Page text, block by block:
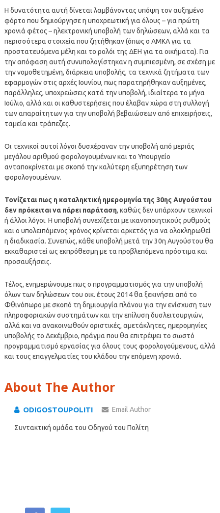
Η δυνατότητα αυτή δίνεται λαμβάνοντας υπόψη τον αυξημένο
φόρτο που δημιούργησε η υποχρεωτική για όλους – για πρώτη
χρονιά φέτος – ηλεκτρονική υποβολή των δηλώσεων, αλλά και τα
περισσότερα στοιχεία που ζητήθηκαν (όπως ο ΑΜΚΑ για τα
προστατευόμενα μέλη και το ρολόι της ΔΕΗ για τα οικήματα). Για
την απόφαση αυτή συνυπολογίστηκαν η συμπιεσμένη, σε σχέση με
την νομοθετημένη, διάρκεια υποβολής, τα τεχνικά ζητήματα των
εφαρμογών στις αρχές Ιουνίου, πως παρατηρήθηκαν αυξημένες,
παράλληλες, υποχρεώσεις κατά την υποβολή, ιδιαίτερα το μήνα
Ιούλιο, αλλά και οι καθυστερήσεις που έλαβαν χώρα στη συλλογή
των απαραίτητων για την υποβολή βεβαιώσεων από επιχειρήσεις,
ταμεία και τράπεζες.
Οι τεχνικοί αυτοί λόγοι δυσχέραναν την υποβολή από μεριάς
μεγάλου αριθμού φορολογουμένων και το Υπουργείο
ανταποκρίνεται με σκοπό την καλύτερη εξυπηρέτηση των
φορολογουμένων.
Τονίζεται πως η καταληκτική ημερομηνία της 30ης Αυγούστου
δεν πρόκειται να πάρει παράταση, καθώς δεν υπάρχουν τεχνικοί
ή άλλοι λόγοι. Η υποβολή συνεχίζεται με ικανοποιητικούς ρυθμούς
και ο υπολειπόμενος χρόνος κρίνεται αρκετός για να ολοκληρωθεί
η διαδικασία. Συνεπώς, κάθε υποβολή μετά την 30η Αυγούστου θα
εκκαθαριστεί ως εκπρόθεσμη με τα προβλεπόμενα πρόστιμα και
προσαυξήσεις.
Τέλος, ενημερώνουμε πως ο προγραμματισμός για την υποβολή
όλων των δηλώσεων του οικ. έτους 2014 θα ξεκινήσει από το
Φθινόπωρο με σκοπό τη δημιουργία πλάνου για την ενίσχυση των
πληροφοριακών συστημάτων και την επίλυση δυσλειτουργιών,
αλλά και να ανακοινωθούν οριστικές, αμετάκλητες, ημερομηνίες
υποβολής το Δεκέμβριο, πράγμα που θα επιτρέψει το σωστό
προγραμματισμό εργασίας για όλους τους φορολογούμενους, αλλά
και τους επαγγελματίες του κλάδου την επόμενη χρονιά.
About The Author
ODIGOSTOUPOLITI Email Author
Συντακτική ομάδα του Οδηγού του Πολίτη